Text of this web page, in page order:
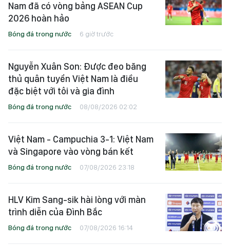
Nam đã có vòng bảng ASEAN Cup
2026 hoàn hảo
Bóng đá trong nước 6 giờ trước
Nguyễn Xuân Son: Được đeo băng
thủ quân tuyển Việt Nam là điều
đặc biệt với tôi và gia đình
Bóng đá trong nước 08/08/2026 02:02
Việt Nam - Campuchia 3-1: Việt Nam
và Singapore vào vòng bán kết
Bóng đá trong nước 07/08/2026 23:18
HLV Kim Sang-sik hài lòng với màn
trình diễn của Đình Bắc
Bóng đá trong nước 07/08/2026 16:14